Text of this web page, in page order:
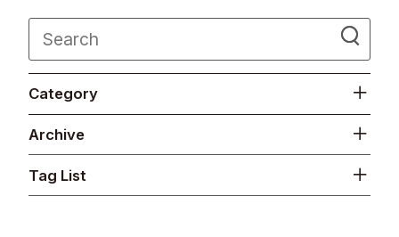
Company
Philosophy
Business
Category
Archive
Tag List